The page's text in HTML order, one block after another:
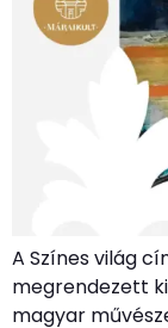
A Színes világ
megrendezett
magyar